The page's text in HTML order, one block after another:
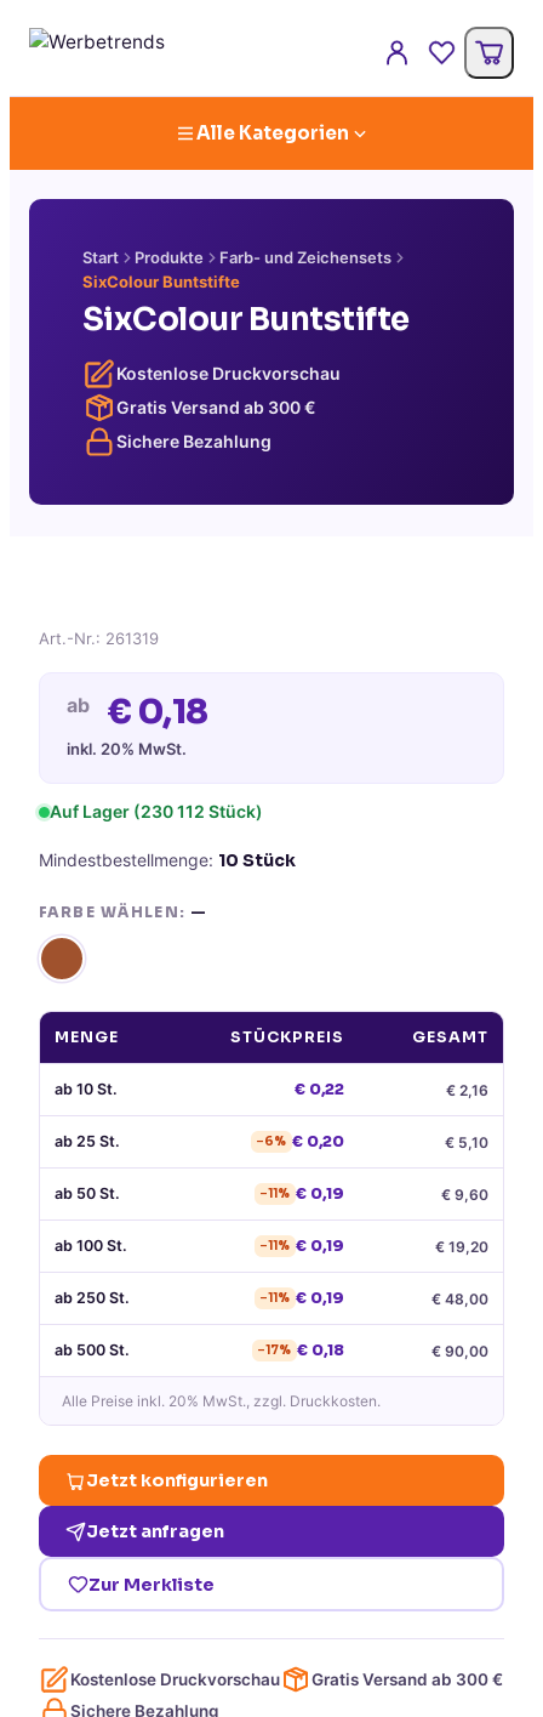
Alle Kategorien
Start Produkte
Farb- und Zeichensets
SixColour Buntstifte
SixColour Buntstifte
Kostenlose Druckvorschau
Gratis Versand ab 300€
Sichere Bezahlung
Art.-Nr.: 261319
ab € 0,18
inkl. 20% MwSt.
Auf Lager (230 112 Stück)
Mindestbestellmenge: 10 Stück
FARBE WÄHLEN: —
MENGE STÜCKPREIS GESAMT
ab 10 St. € 0,22 € 2,16
ab 25 St. −6% € 0,20 € 5,10
ab 50 St. −11% € 0,19 € 9,60
ab 100 St. −11% € 0,19 € 19,20
ab 250 St. −11% € 0,19 € 48,00
ab 500 St. −17% € 0,18 € 90,00
Alle Preise inkl. 20% MwSt., zzgl. Druckkosten.
Jetzt konfigurieren
Jetzt anfragen
Zur Merkliste
Kostenlose Druckvorschau Gratis Versand ab 300€
Sichere Bezahlung